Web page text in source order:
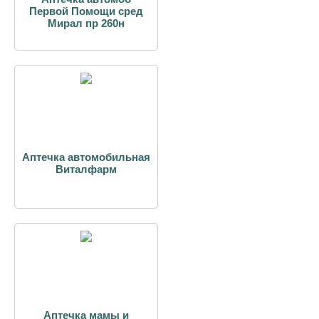
Первой Помощи сред
Мирал пр 260н
Аптечка автомобильная
Виталфарм
Аптечка мамы и